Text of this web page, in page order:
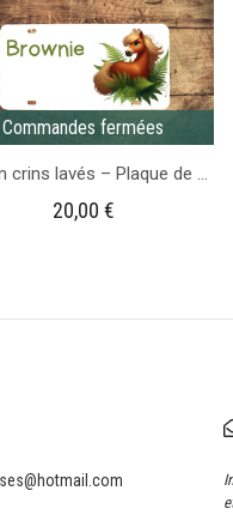
Commandes fermées
Alezan crins lavés – Plaque de Casier d’équitation
20,00 €